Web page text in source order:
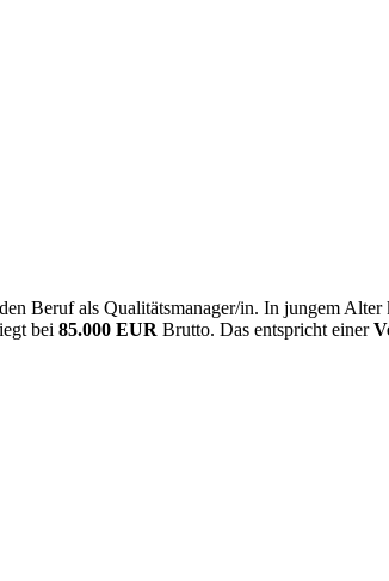
Beruf als Qualitätsmanager/in. In jungem
bei 85.000 EUR Brutto. Das entspricht einer